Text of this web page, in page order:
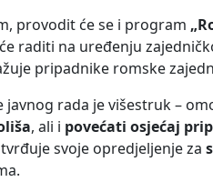
provodit će se i program
raditi na uređenju
pripadnike romske
javnog rada je višestruk –
, ali i povećati osjećaj
svoje opredjeljenje za